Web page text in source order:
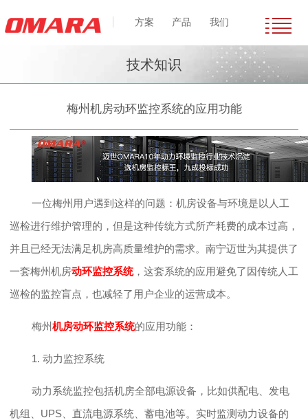
方案 产品 我们
技术知识
梅州机房动环监控系统的应用功能
一位梅州用户遇到这样的问题：机房设备与环境是以人工
巡检进行维护管理的，但是这种传统方式所产耗费的成本过高，
并且已经无法满足机房高质量维护的需求。南宁迈世为其提供了
一套梅州机房动环监控系统，这套系统的应用避免了因传统人工
巡检的监控盲点，也减轻了用户企业的运营成本。
梅州机房动环监控系统的应用功能：
1. 动力监控系统
动力系统监控包括机房全部电源设备，比如供配电、发电
机组、 UPS、直流电源系统、蓄电池等。实时监测动力设备的